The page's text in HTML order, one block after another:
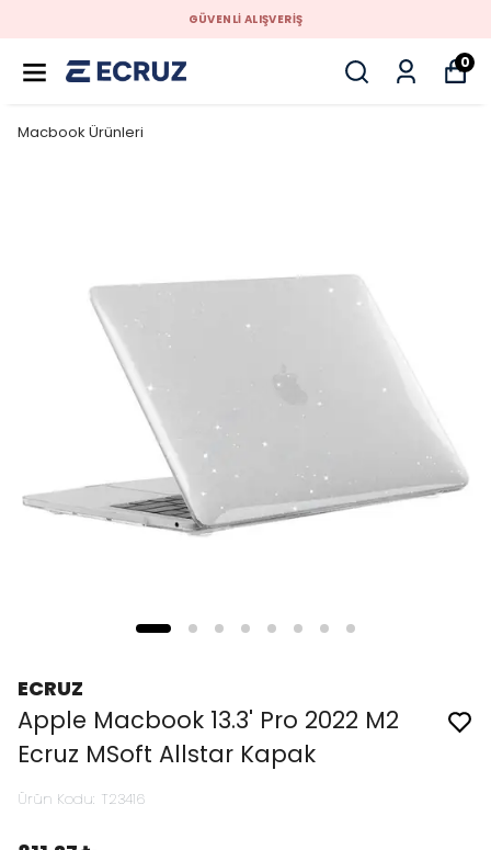
GÜVENLİ ALIŞVERİŞ
0
Macbook Ürünleri
ECRUZ
Apple Macbook 13.3' Pro 2022 M2
Ecruz MSoft Allstar Kapak
Ürün Kodu: T23416